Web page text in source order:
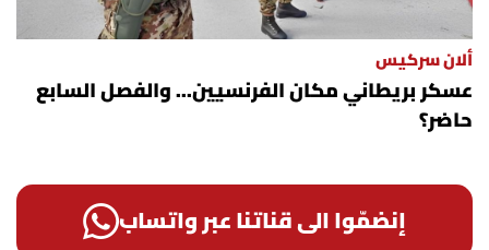
ألان سركيس
عسكر بريطاني مكان الفرنسيين... والفصل السابع
حاضر؟
إنضمّوا الى قناتنا عبر واتساب